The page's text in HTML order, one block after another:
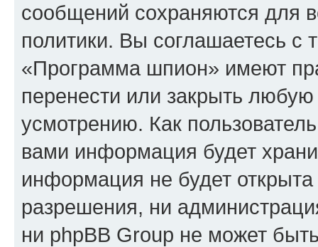
сообщений сохраняются для
политики. Вы соглашаетесь
«Программа шпион» имеют
перенести или закрыть
усмотрению. Как
вами информация будет
информация не будет
разрешения, ни
ни phpBB Group не может